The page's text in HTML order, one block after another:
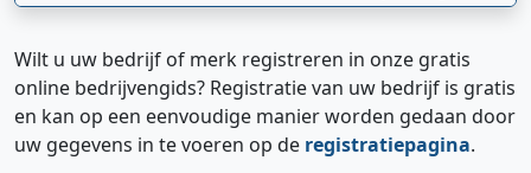
Wilt u uw bedrijf of merk registreren in onze gratis
online bedrijvengids? Registratie van uw bedrijf is gratis
en kan op een eenvoudige manier worden gedaan door
uw gegevens in te voeren op de registratiepagina.